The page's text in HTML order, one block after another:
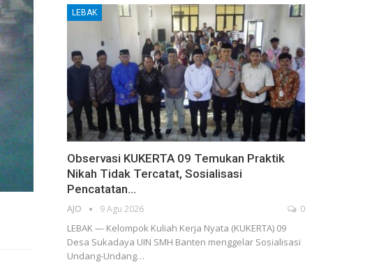
LEBAK
Observasi KUKERTA 09 Temukan Praktik
Nikah Tidak Tercatat, Sosialisasi
Pencatatan…
AJO 9 Agu 2026 0
LEBAK — Kelompok Kuliah Kerja Nyata (KUKERTA) 09
Desa Sukadaya UIN SMH Banten menggelar Sosialisasi
Undang-Undang…